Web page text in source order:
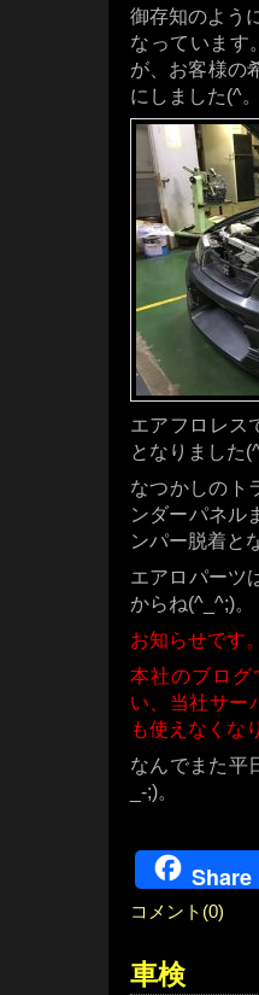
御存知のよう
なっています
が、お客様の
にしました(^。
エアフロレス
となりました(^
なつかしのト
ンダーパネル
ンパー脱着と
エアロパーツ
からね(^_^;)。
お知らせです。
本社のブログ
い、当社サー
も使えなくな
なんでまた平
_-;)。
Share
コメント(0)
車検